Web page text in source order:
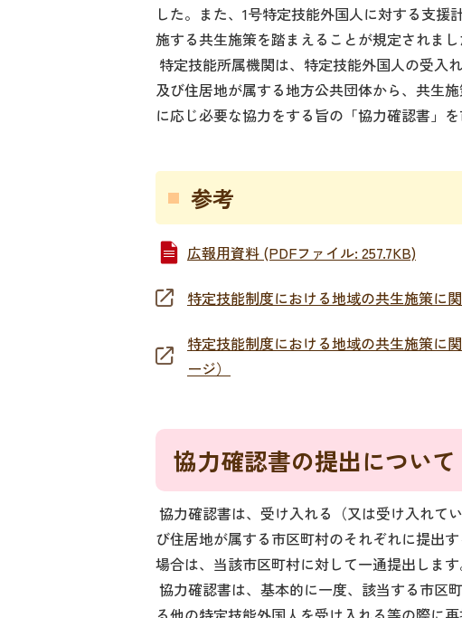
した。また、1号特定技能外国人に対する支
施する共生施策を踏まえることが規定されまし
特定技能所属機関は、特定技能外国人の受入
及び住居地が属する地方公共団体から、共生
に応じ必要な協力をする旨の「協力確認書」
参考
広報用資料 (PDFファイル: 257.7KB)
特定技能制度における地域の共生施策に
特定技能制度における地域の共生施策に
ージ）
協力確認書の提出について
協力確認書は、受け入れる（又は受け入れて
び住居地が属する市区町村のそれぞれに提出
場合は、当該市区町村に対して一通提出します
協力確認書は、基本的に一度、該当する市区